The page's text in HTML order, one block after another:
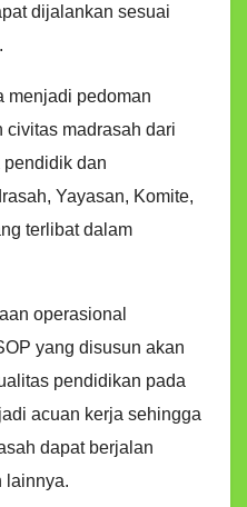
dijalankan sesuai
menjadi pedoman
civitas madrasah dari
dan
Yayasan, Komite,
terlibat dalam
operasional
yang disusun akan
pendidikan pada
acuan kerja sehingga
dapat berjalan
lainnya.